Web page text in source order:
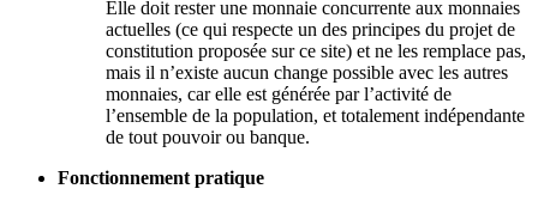
Elle doit rester une monnaie concurrente aux monnaies
actuelles (ce qui respecte un des principes du projet de
constitution proposée sur ce site) et ne les remplace pas,
mais il n’existe aucun change possible avec les autres
monnaies, car elle est générée par l’activité de
l’ensemble de la population, et totalement indépendante
de tout pouvoir ou banque.
Fonctionnement pratique